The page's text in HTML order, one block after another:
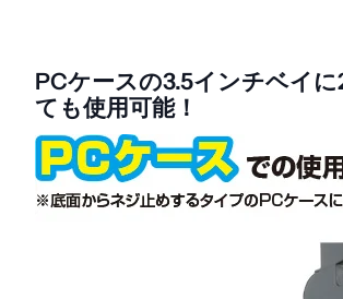
PCケースの3.5インチベイ
ても使用可能！